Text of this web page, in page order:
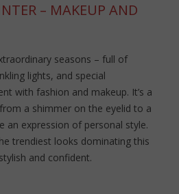
– MAKEUP AND
seasons – full of
lights, and special
with fashion and makeup. It’s a
a shimmer on the eyelid to a
an expression of personal style.
trendiest looks dominating this
and confident.